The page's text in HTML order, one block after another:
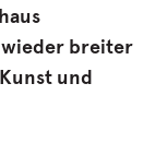
wieder breiter
und